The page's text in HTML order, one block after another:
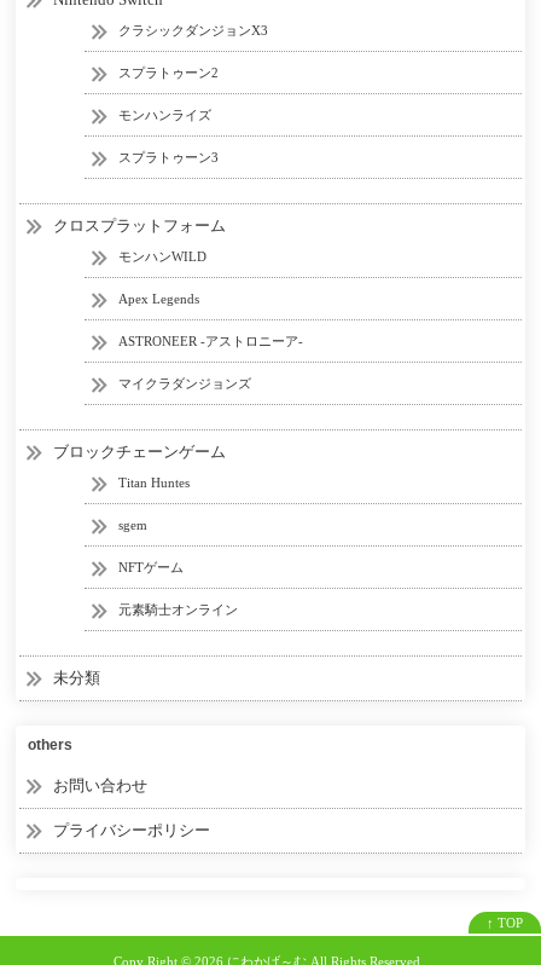
クラシックダンジョンX3
スプラトゥーン2
モンハンライズ
スプラトゥーン3
クロスプラットフォーム
モンハンWILD
Apex Legends
ASTRONEER -アストロニーア-
マイクラダンジョンズ
ブロックチェーンゲーム
Titan Huntes
sgem
NFTゲーム
元素騎士オンライン
未分類
others
お問い合わせ
プライバシーポリシー
↑ TOP
Copy Right © 2026 にわかげ～む All Rights Reserved.